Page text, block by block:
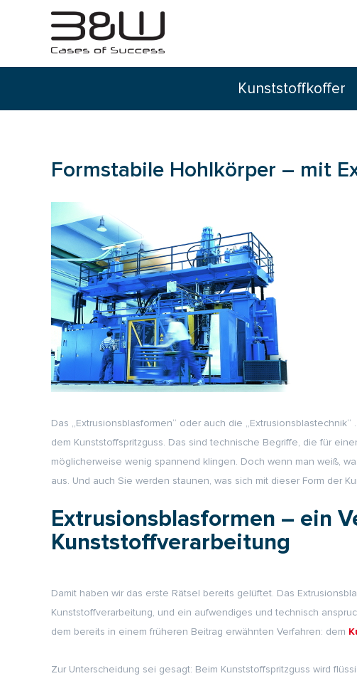
Kunststoffkoffer
Formstabile Hohlkörper – mit
Das „Extrusionsblasformen“ oder auch die
dem Kunststoffspritzguss. Das sind technische Begriffe, die für
möglicherweise wenig spannend klingen. Doch wenn man weiß,
aus. Und auch Sie werden staunen, was sich mit dieser Form der
Extrusionsblasformen – ein
Kunststoffverarbeitung
Damit haben wir das erste Rätsel bereits gelüftet. Das
Kunststoffverarbeitung, und ein aufwendiges und technisch
dem bereits in einem früheren Beitrag erwähnten Verfahren: dem
Zur Unterscheidung sei gesagt: Beim Kunststoffspritzguss wird